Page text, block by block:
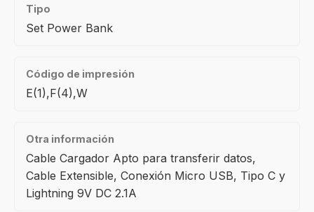
Tipo
Set Power Bank
Código de impresión
E(1),F(4),W
Otra información
Cable Cargador Apto para transferir datos,
Cable Extensible, Conexión Micro USB, Tipo C y
Lightning 9V DC 2.1A